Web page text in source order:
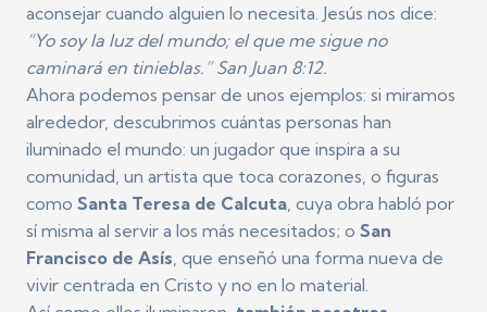
aconsejar cuando alguien lo necesita. Jesús nos dice:
“Yo soy la luz del mundo; el que me sigue no
caminará en tinieblas.” San Juan 8:12.
Ahora podemos pensar de unos ejemplos: si miramos
alrededor, descubrimos cuántas personas han
iluminado el mundo: un jugador que inspira a su
comunidad, un artista que toca corazones, o figuras
como Santa Teresa de Calcuta , cuya obra habló por
sí misma al servir a los más necesitados; o San
Francisco de Asís , que enseñó una forma nueva de
vivir centrada en Cristo y no en lo material.